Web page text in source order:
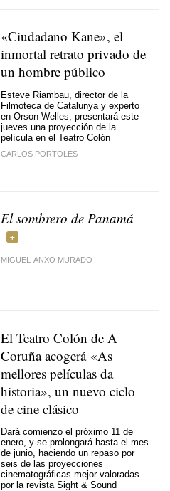
«Ciudadano Kane», el
inmortal retrato privado de
un hombre público
Esteve Riambau, director de la
Filmoteca de Catalunya y experto
en Orson Welles, presentará este
jueves una proyección de la
película en el Teatro Colón
CARLOS PORTOLÉS
El sombrero de Panamá
MIGUEL-ANXO MURADO
El Teatro Colón de A
Coruña acogerá «As
mellores películas da
historia», un nuevo ciclo
de cine clásico
Dará comienzo el próximo 11 de
enero, y se prolongará hasta el mes
de junio, haciendo un repaso por
seis de las proyecciones
cinematográficas mejor valoradas
por la revista Sight & Sound